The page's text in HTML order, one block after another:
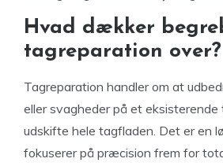
Hvad dækker
tagreparation over?
Tagreparation handler om at
eller svagheder på et eksisterende
udskifte hele tagfladen. Det er en
fokuserer på præcision frem for